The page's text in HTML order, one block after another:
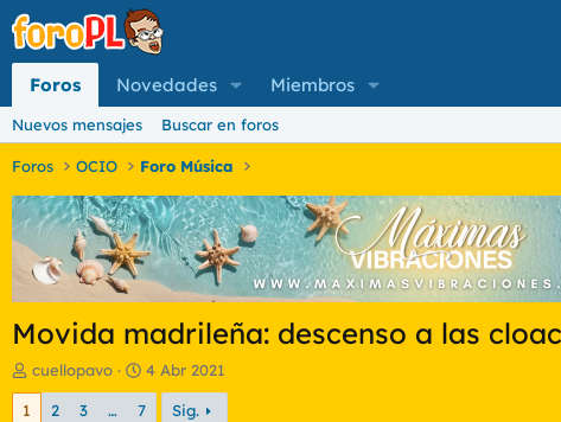
Foros Novedades Miembros
Nuevos mensajes Buscar en foros
Foros OCIO Foro Música
Movida madrileña: descenso a las
I
n
cuellopavo
F
e
c
4 Abr 2021
1 2 3 … 7 Sig.